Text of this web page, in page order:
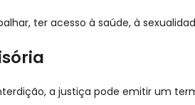
ter acesso à saúde, à
a justiça pode emitir um